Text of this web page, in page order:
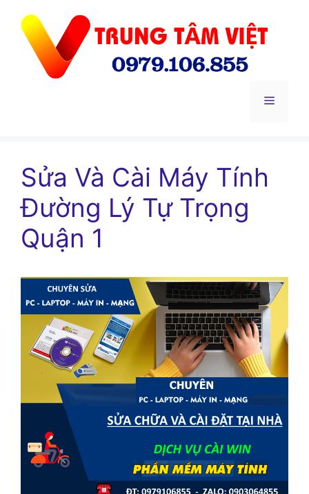
Menu
Sửa Và Cài Máy Tính
Đường Lý Tự Trọng
Quận 1